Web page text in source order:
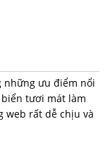
những ưu điểm nổi
tươi mát làm
web rất dễ chịu và